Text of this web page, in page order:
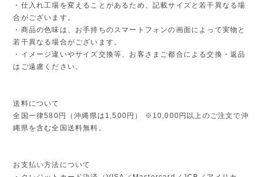
・仕入れ工場を変えることがあるため、記載サイズと若干異なる場
合がございます。
・商品の色味は、お手持ちのスマートフォンの画面によって実物と
若干異なる場合がございます。
・イメージ違いやサイズ交換等、お客さまご都合による交換・返品
はご遠慮ください。
送料について
全国一律580円（沖縄県は1,500円） ※10,000円以上のご注文で沖
縄県を含む全国送料無料。
お支払い方法について